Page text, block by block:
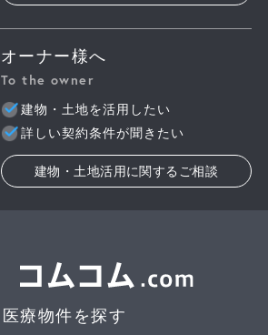
オーナー様へ
To the owner
建物・土地を活用したい
詳しい契約条件が聞きたい
建物・土地活用に関するご相談
医療物件を探す